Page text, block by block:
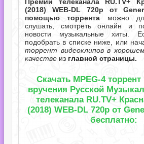
(2018) WEB-DL 720p от
помощью торрента можно
слушать, смотреть онлайн и
новости музыкальные хиты.
подобрать в списке ниже, или
торрент видеоклипов в
качестве из главной страницы.
Скачать MPEG-4
вручения Русской
телеканала RU.TV+
(2018) WEB-DL 720p от
бесплатно: